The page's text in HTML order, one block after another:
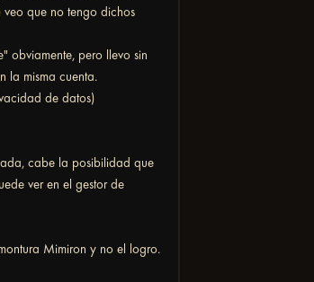
veo que no tengo dichos
obviamente, pero llevo sin
la misma cuenta.
de datos)
cabe la posibilidad que
ver en el gestor de
Mimiron y no el logro.